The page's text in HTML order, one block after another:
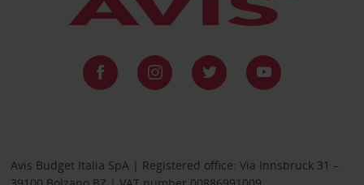
Avis Budget Italia SpA | Registered office: Via Innsbruck 31 –